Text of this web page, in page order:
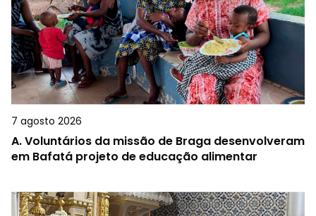
7 agosto 2026
A.Voluntários da missão de Braga desenvolveram
em Bafatá projeto de educação alimentar